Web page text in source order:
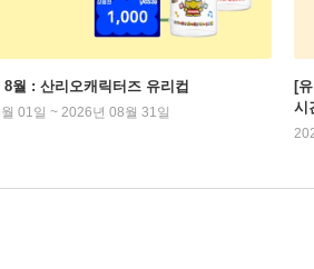
8월 : 산리오캐릭터즈 유리컵
01일 ~ 2026년 08월 31일
[
시